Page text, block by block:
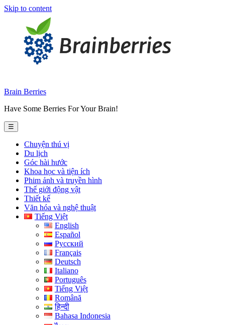
Skip to content
Brain Berries
Have Some Berries For Your Brain!
☰
Chuyện thú vị
Du lịch
Góc hài hước
Khoa học và tiện ích
Phim ảnh và truyền hình
Thế giới động vật
Thiết kế
Văn hóa và nghệ thuật
Tiếng Việt
English
Español
Русский
Français
Deutsch
Italiano
Português
Tiếng Việt
Română
हिन्दी
Bahasa Indonesia